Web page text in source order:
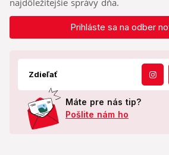
najdôležitejšie správy dňa.
Prihláste sa na odber
Zdieľať
Máte pre nás tip?
Pošlite nám ho